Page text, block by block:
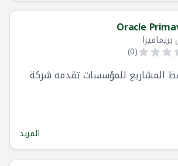
Oracle
بريمافيرا
(
0
)
المشاريع للمؤسسات تقدمه شركة
المزيد